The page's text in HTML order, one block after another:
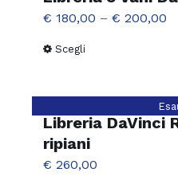
€ 180,00 – € 200,00
ScegliQuesto
ha
più
varianti.
Le
Libreria DaVinci
ripiani
€ 260,00